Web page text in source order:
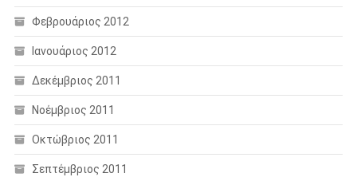
Φεβρουάριος 2012
Ιανουάριος 2012
Δεκέμβριος 2011
Νοέμβριος 2011
Οκτώβριος 2011
Σεπτέμβριος 2011